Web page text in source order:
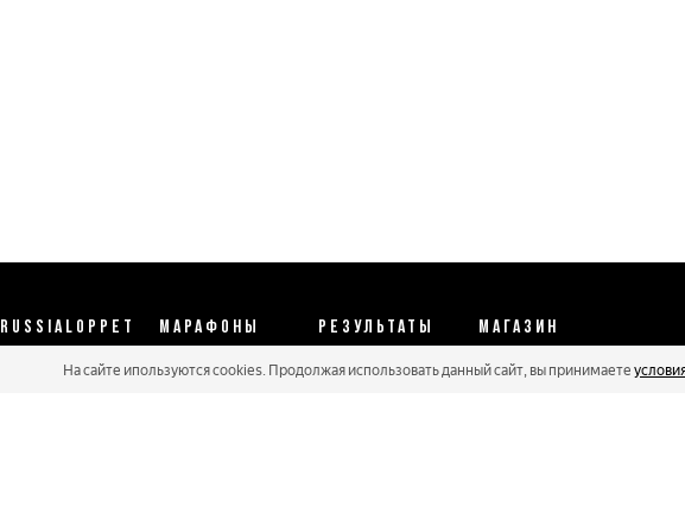
RUSSIALOPPET МАРАФОНЫ РЕЗУЛЬТАТЫ МАГАЗИН
Календарь 2026
Протоколы 2025
Реквизиты
На сайте ипользуются cookies. Продолжая использовать данный сайт, вы принимаете